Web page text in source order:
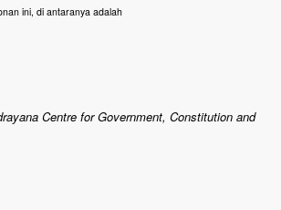
ini, di antaranya adalah
Centre for Government, Constitution and